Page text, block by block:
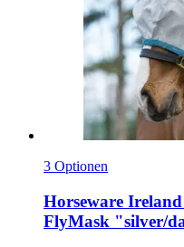
3 Optionen
Horseware Ireland
FlyMask "silver/